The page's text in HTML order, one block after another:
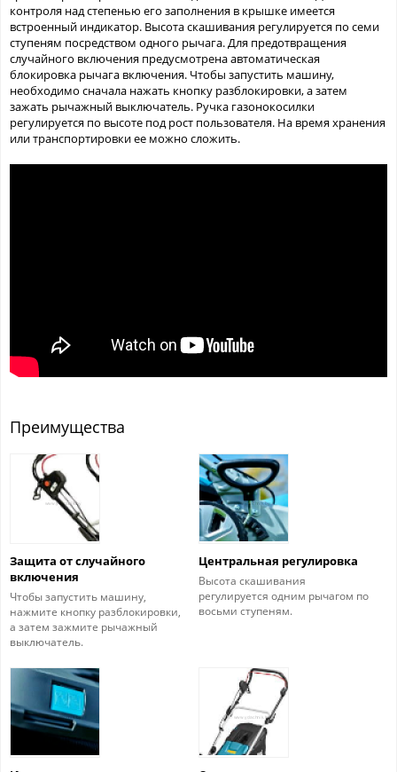
контроля над степенью его заполнения в крышке имеется
встроенный индикатор. Высота скашивания регулируется по семи
ступеням посредством одного рычага. Для предотвращения
случайного включения предусмотрена автоматическая
блокировка рычага включения. Чтобы запустить машину,
необходимо сначала нажать кнопку разблокировки, а затем
зажать рычажный выключатель. Ручка газонокосилки
регулируется по высоте под рост пользователя. На время хранения
или транспортировки ее можно сложить.
Преимущества
Защита от случайного
включения
Чтобы запустить машину,
нажмите кнопку разблокировки,
а затем зажмите рычажный
выключатель.
Центральная регулировка
Высота скашивания
регулируется одним рычагом по
восьми ступеням.